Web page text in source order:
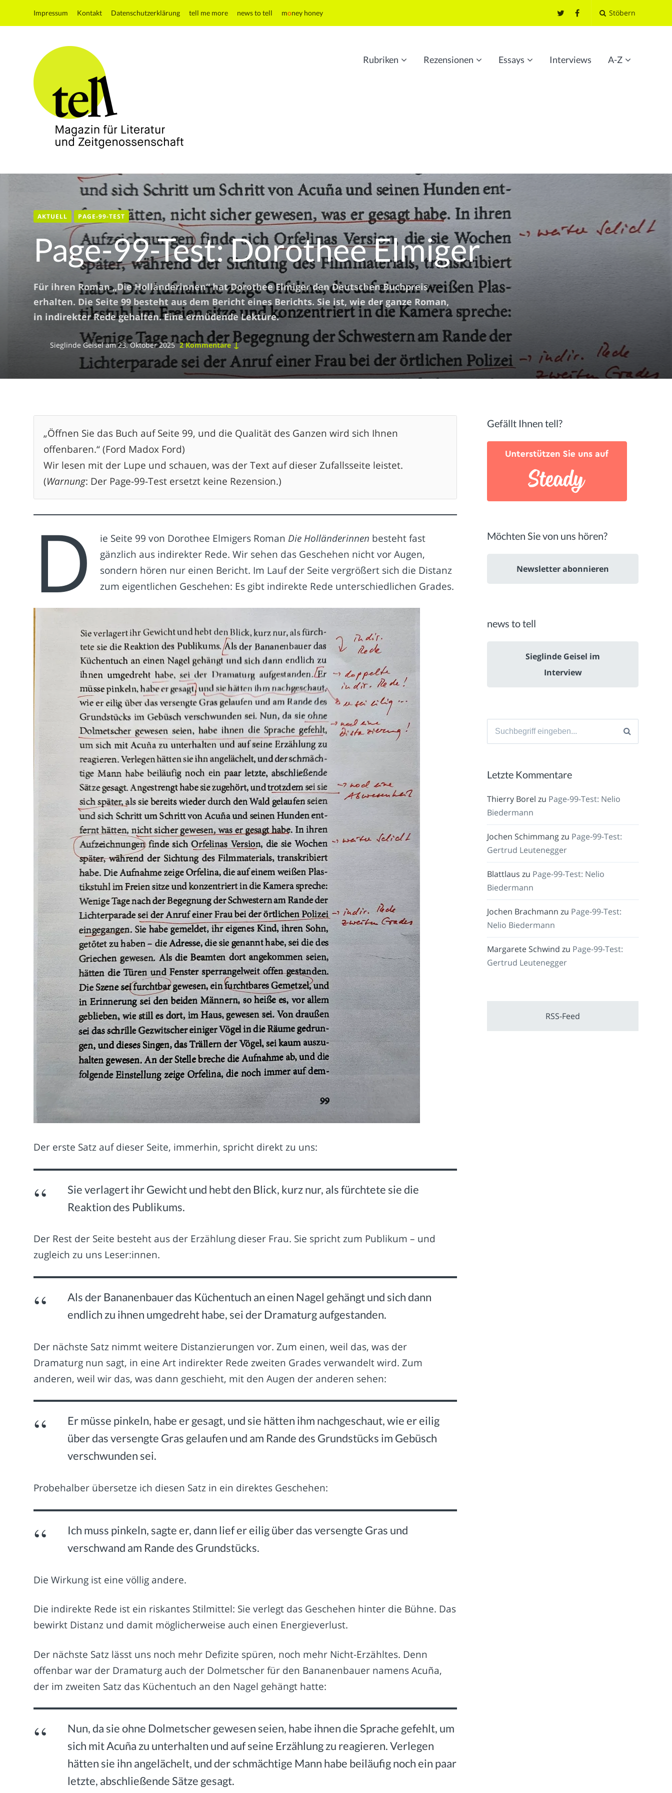
Impressum Kontakt Datenschutzerklärung tell me more news to tell money honey Stöbern
und
Zeitgenossenschaft
Rubriken Rezensionen Essays Interviews A-Z
AKTUELL PAGE-99-TEST
Page-99-Test: Dorothee Elmiger
Für ihren Roman „Die Holländerinnen“ hat Dorothee Elmiger den Deutschen Buchpreis
erhalten. Die Seite 99 besteht aus dem Bericht eines Berichts. Sie ist, wie der ganze Roman,
in indirekter Rede gehalten. Eine ermüdende Lektüre.
Sieglinde Geiselam 23. Oktober 2025 2 Kommentare↓
„Öffnen Sie das Buch auf Seite 99, und die Qualität des Ganzen wird sich Ihnen
offenbaren.“ (Ford Madox Ford)
Wir lesen mit der Lupe und schauen, was der Text auf dieser Zufallsseite leistet.
(Warnung: Der Page-99-Test ersetzt keine Rezension.)
D ie Seite 99 von Dorothee Elmigers Roman Die Holländerinnen besteht fast
gänzlich aus indirekter Rede. Wir sehen das Geschehen nicht vor Augen,
sondern hören nur einen Bericht. Im Lauf der Seite vergrößert sich die Distanz
zum eigentlichen Geschehen: Es gibt indirekte Rede unterschiedlichen Grades.
Der erste Satz auf dieser Seite, immerhin, spricht direkt zu uns:
Sie verlagert ihr Gewicht und hebt den Blick, kurz nur, als fürchtete sie die
Reaktion des Publikums.
Der Rest der Seite besteht aus der Erzählung dieser Frau. Sie spricht zum Publikum – und
zugleich zu uns Leser:innen.
Als der Bananenbauer das Küchentuch an einen Nagel gehängt und sich dann
endlich zu ihnen umgedreht habe, sei der Dramaturg aufgestanden.
Der nächste Satz nimmt weitere Distanzierungen vor. Zum einen, weil das, was der
Dramaturg nun sagt, in eine Art indirekter Rede zweiten Grades verwandelt wird. Zum
anderen, weil wir das, was dann geschieht, mit den Augen der anderen sehen:
Er müsse pinkeln, habe er gesagt, und sie hätten ihm nachgeschaut, wie er eilig
über das versengte Gras gelaufen und am Rande des Grundstücks im Gebüsch
verschwunden sei.
Probehalber übersetze ich diesen Satz in ein direktes Geschehen:
Ich muss pinkeln, sagte er, dann lief er eilig über das versengte Gras und
verschwand am Rande des Grundstücks.
Die Wirkung ist eine völlig andere.
Die indirekte Rede ist ein riskantes Stilmittel: Sie verlegt das Geschehen hinter die Bühne. Das
bewirkt Distanz und damit möglicherweise auch einen Energieverlust.
Der nächste Satz lässt uns noch mehr Defizite spüren, noch mehr Nicht-Erzähltes. Denn
offenbar war der Dramaturg auch der Dolmetscher für den Bananenbauer namens Acuña,
der im zweiten Satz das Küchentuch an den Nagel gehängt hatte:
Nun, da sie ohne Dolmetscher gewesen seien, habe ihnen die Sprache gefehlt, um
sich mit Acuña zu unterhalten und auf seine Erzählung zu reagieren. Verlegen
hätten sie ihn angelächelt, und der schmächtige Mann habe beiläufig noch ein paar
letzte, abschließende Sätze gesagt.
Gefällt Ihnen tell?
Möchten Sie von uns hören?
Newsletter abonnieren
news to tell
Sieglinde Geisel im
Interview
Suche
Letzte Kommentare
Thierry Borel zu Page-99-Test: Nelio
Biedermann
Jochen Schimmangzu Page-99-Test:
Gertrud Leutenegger
Blattlaus zu Page-99-Test: Nelio
Biedermann
Jochen Brachmann zu Page-99-Test:
Nelio Biedermann
Margarete Schwind zu Page-99-Test:
Gertrud Leutenegger
RSS-Feed